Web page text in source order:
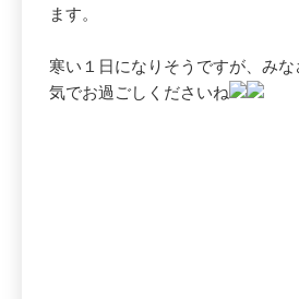
ます。
寒い１日になりそうですが、み
気でお過ごしくださいね